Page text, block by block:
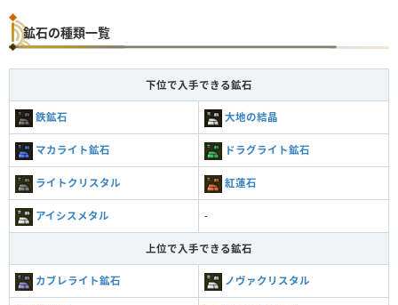
鉱石の種類一覧
下位で入手できる鉱石
鉄鉱石 大地の結晶
マカライト鉱石 ドラグライト鉱石
ライトクリスタル 紅蓮石
アイシスメタル -
上位で入手できる鉱石
カブレライト鉱石 ノヴァクリスタル